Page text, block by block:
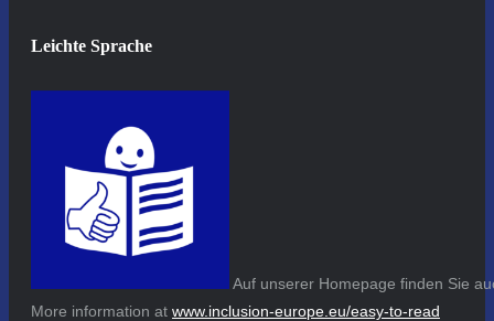
Leichte Sprache
Auf unserer Homepage finden Sie
More information at www.inclusion-europe.eu/easy-to-read